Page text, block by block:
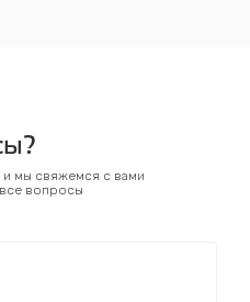
мы свяжемся с вами
все вопросы